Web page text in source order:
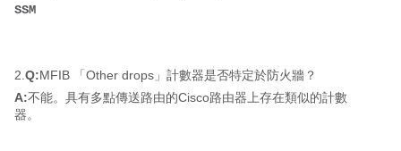
SSM
2. Q:MFIB 「Other drops」計數器是否特定於防火牆？
A:不能。具有多點傳送路由的Cisco路由器上存在類似的計數
器。